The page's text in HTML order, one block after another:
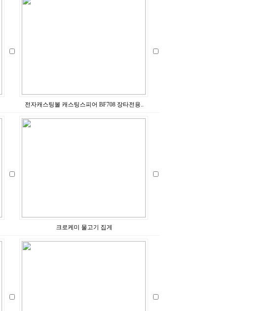
전자캐스팅볼 캐스팅스피어 BF708 장타전용..
크로케미 물고기 집게